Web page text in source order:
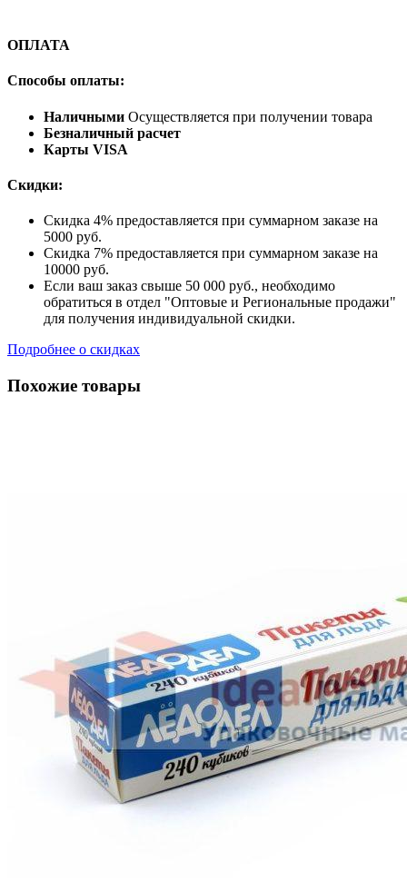
ОПЛАТА
Способы оплаты:
Наличными Осуществляется при получении товара
Безналичный расчет
Карты VISA
Скидки:
Скидка 4% предоставляется при суммарном заказе на
5000 руб.
Скидка 7% предоставляется при суммарном заказе на
10000 руб.
Если ваш заказ свыше 50 000 руб., необходимо
обратиться в отдел "Оптовые и Региональные продажи"
для получения индивидуальной скидки.
Подробнее о скидках
Похожие товары